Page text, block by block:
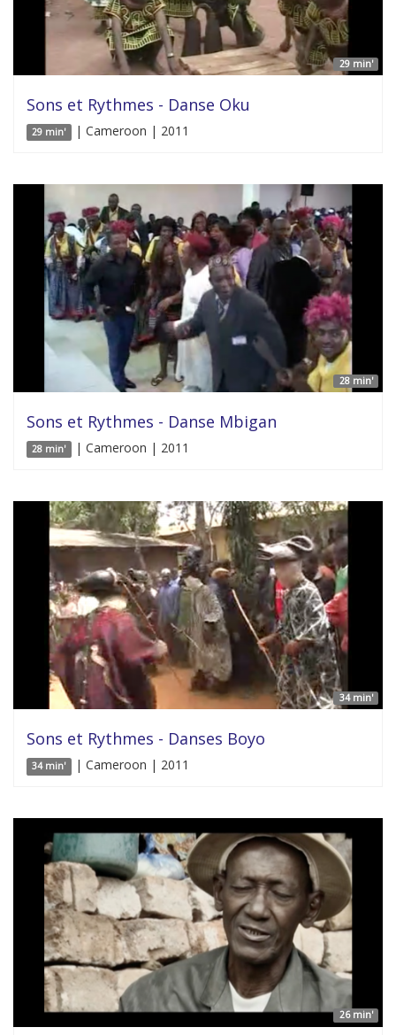
29 min'
Sons et Rythmes - Danse Oku
29 min' | Cameroon | 2011
28 min'
Sons et Rythmes - Danse Mbigan
28 min' | Cameroon | 2011
34 min'
Sons et Rythmes - Danses Boyo
34 min' | Cameroon | 2011
26 min'